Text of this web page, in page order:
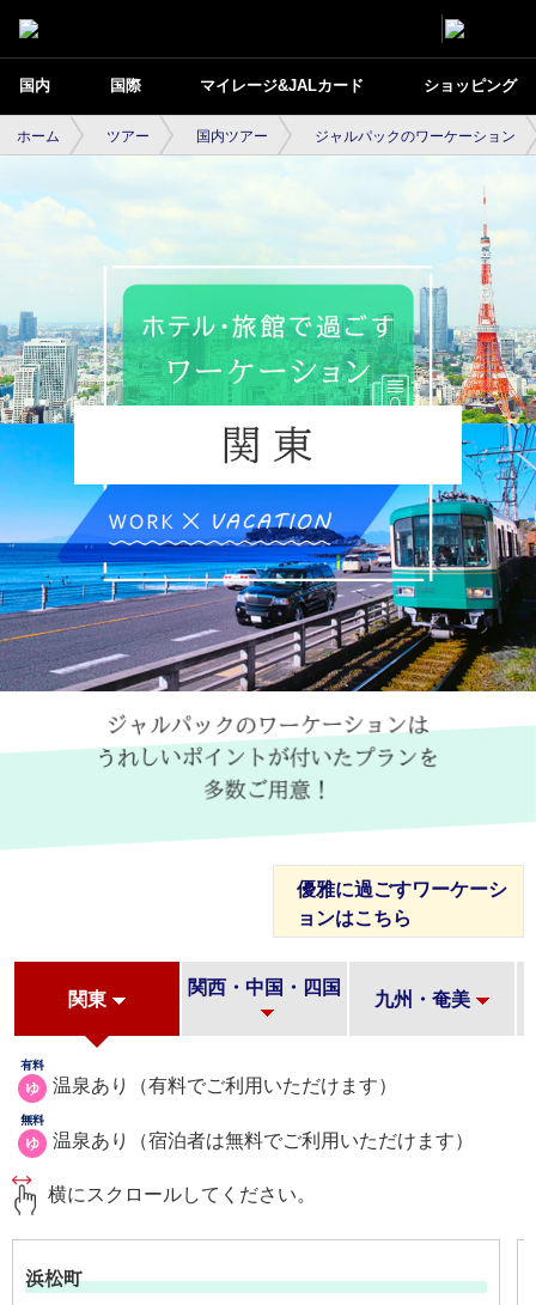
国内 国際 マイレージ&JALカード ショッピング
ホーム ツアー 国内ツアー ジャルパックのワーケーション
ジャルパックのワーケーションは
うれしいポイントが付いたプランを
多数ご用意！
優雅に過ごすワーケーシ
ョンはこちら
関東
関西・中国・四国
九州・奄美
有料
ゆ 温泉あり（有料でご利用いただけます）
無料
ゆ 温泉あり（宿泊者は無料でご利用いただけます）
横にスクロールしてください。
浜松町